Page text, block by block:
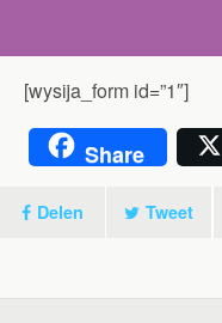
[wysija_form id=”1″]
Share
Delen Tweet